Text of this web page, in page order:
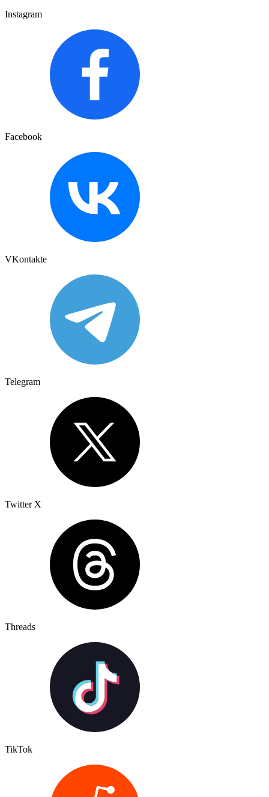
Instagram
Facebook
VKontakte
Telegram
Twitter X
Threads
TikTok